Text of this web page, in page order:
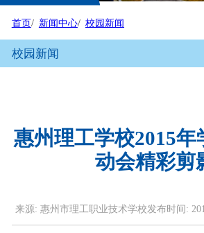
首页 新闻中心 校园新闻
校园新闻
惠州理工学校2015年
动会精彩剪
来源: 惠州市理工职业技术学校发布时间: